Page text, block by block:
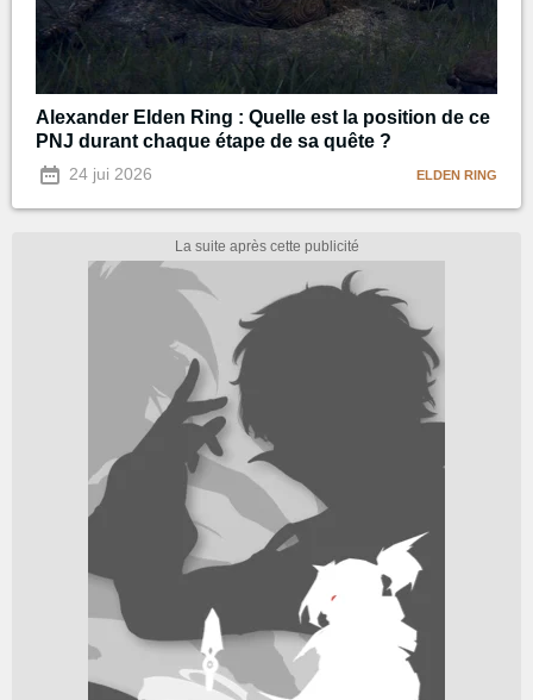
Alexander Elden Ring : Quelle est la position de ce
PNJ durant chaque étape de sa quête ?
24 jui 2026 ELDEN RING